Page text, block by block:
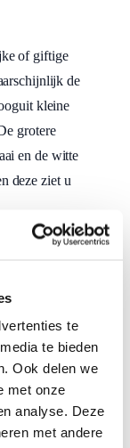
te
te bieden
Ook delen we
met onze
analyse. Deze
met andere
of giftige
de
kleine
grotere
en de witte
deze ziet u
gebruik maken